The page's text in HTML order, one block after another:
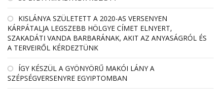
KISLÁNYA SZÜLETETT A 2020-AS VERSENYEN
KÁRPÁTALJA LEGSZEBB HÖLGYE CÍMET ELNYERT,
SZAKADÁTI VANDA BARBARÁNAK, AKIT AZ ANYASÁGRÓL ÉS
A TERVEIRŐL KÉRDEZTÜNK
ÍGY KÉSZÜL A GYÖNYÖRŰ MAKÓI LÁNY A
SZÉPSÉGVERSENYRE EGYIPTOMBAN